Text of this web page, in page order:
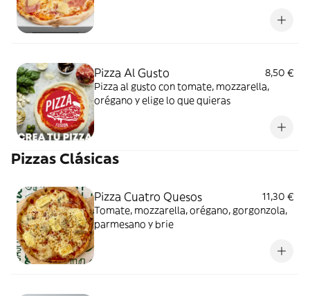
Pizza Al Gusto
8,50 €
Pizza al gusto con tomate, mozzarella,
orégano y elige lo que quieras
Pizzas Clásicas
Pizza Cuatro Quesos
11,30 €
Tomate, mozzarella, orégano, gorgonzola,
parmesano y brie